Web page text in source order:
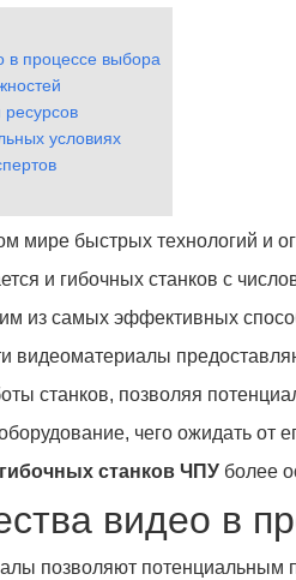
в процессе выбора
условиях
мире быстрых технологий и
и гибочных станков с
из самых эффективных
видеоматериалы
станков, позволяя
чего ожидать от
станков ЧПУ более
видео в
позволяют потенциальным